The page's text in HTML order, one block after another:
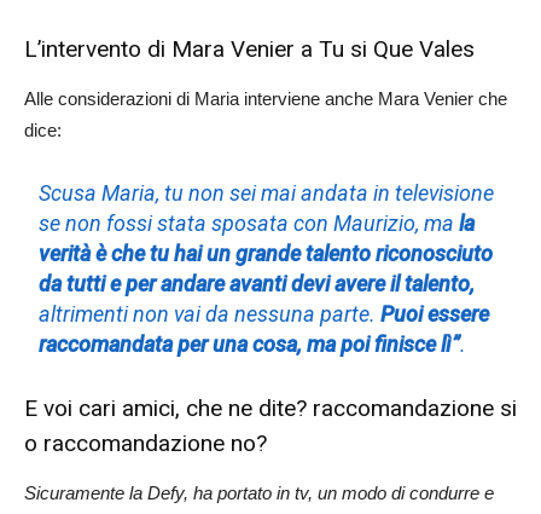
L’intervento di Mara Venier a Tu si Que Vales
Alle considerazioni di Maria interviene anche Mara Venier che
dice:
Scusa Maria, tu non sei mai andata in televisione
se non fossi stata sposata con Maurizio, ma la
verità è che tu hai un grande talento riconosciuto
da tutti e per andare avanti devi avere il talento,
altrimenti non vai da nessuna parte. Puoi essere
raccomandata per una cosa, ma poi finisce lì”.
E voi cari amici, che ne dite? raccomandazione si
o raccomandazione no?
Sicuramente la Defy, ha portato in tv, un modo di condurre e